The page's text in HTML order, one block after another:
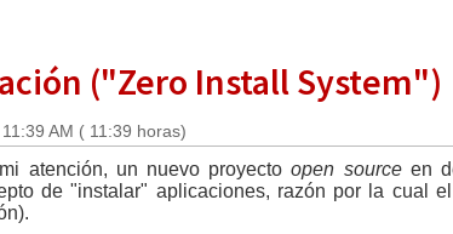
("Zero Install System")
AM ( 11:39 horas)
atención, un nuevo proyectoopen sourceen
de "instalar" aplicaciones, razón por la cual